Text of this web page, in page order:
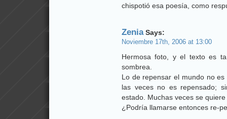
chispotió esa poesía, como
ZeniaSays:
Noviembre 17th, 2006 at 13:00
Hermosa foto, y el texto es
sombrea.
Lo de repensar el mundo no
las veces no es repensado;
estado. Muchas veces se
¿Podría llamarse entonces re-